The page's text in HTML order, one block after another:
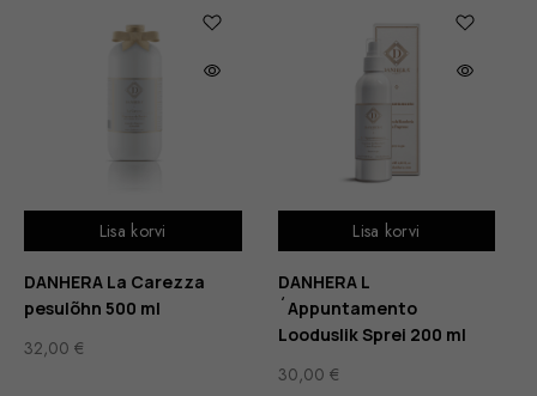
Lisa korvi
DANHERA La Carezza
pesulõhn 500 ml
32,00 €
Lisa korvi
DANHERA L
´Appuntamento
Looduslik Sprei 200 ml
30,00 €